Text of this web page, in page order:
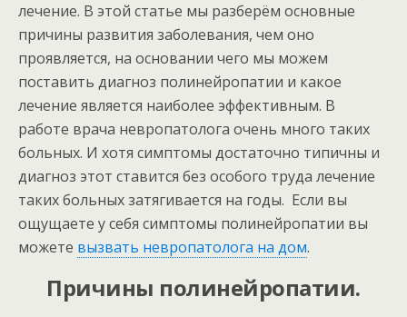
лечение. В этой статье мы разберём основные
причины развития заболевания, чем оно
проявляется, на основании чего мы можем
поставить диагноз полинейропатии и какое
лечение является наиболее эффективным. В
работе врача невропатолога очень много таких
больных. И хотя симптомы достаточно типичны и
диагноз этот ставится без особого труда лечение
таких больных затягивается на годы. Если вы
ощущаете у себя симптомы полинейропатии вы
можете вызвать невропатолога на дом.
Причины полинейропатии.